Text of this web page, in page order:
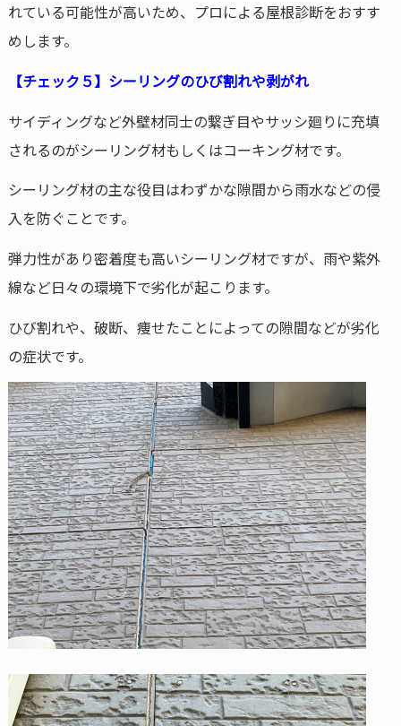
れている可能性が高いため、プロによる屋根診断をおすす
めします。
【チェック５】シーリングのひび割れや剥がれ
サイディングなど外壁材同士の繋ぎ目やサッシ廻りに充填
されるのがシーリング材もしくはコーキング材です。
シーリング材の主な役目はわずかな隙間から雨水などの侵
入を防ぐことです。
弾力性があり密着度も高いシーリング材ですが、雨や紫外
線など日々の環境下で劣化が起こります。
ひび割れや、破断、痩せたことによっての隙間などが劣化
の症状です。